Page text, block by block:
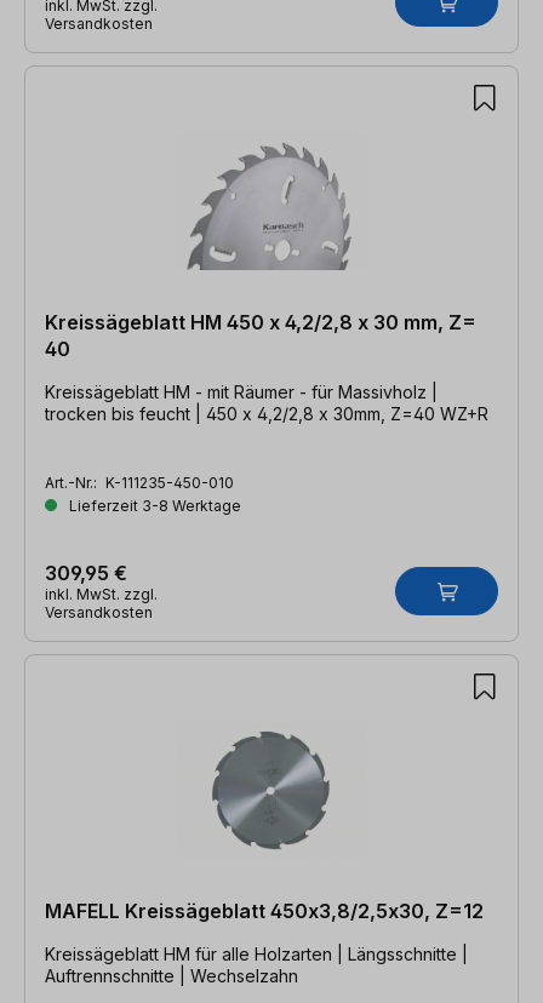
inkl. MwSt. zzgl.
Versandkosten
Kreissägeblatt HM 450 x 4,2/2,8 x 30 mm, Z=
40
Kreissägeblatt HM - mit Räumer - für Massivholz |
trocken bis feucht | 450 x 4,2/2,8 x 30mm, Z=40 WZ+R
Art.-Nr.: K-111235-450-010
Lieferzeit 3-8 Werktage
309,95 €
inkl. MwSt. zzgl.
Versandkosten
MAFELL Kreissägeblatt 450x3,8/2,5x30, Z=12
Kreissägeblatt HM für alle Holzarten | Längsschnitte |
Auftrennschnitte | Wechselzahn